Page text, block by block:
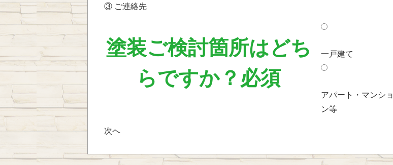
③ ご連絡先
塗装ご検討箇所はどち
らですか？ 必須
一戸建て
アパート・マンショ
ン等
次へ